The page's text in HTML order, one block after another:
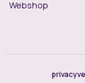
Webshop